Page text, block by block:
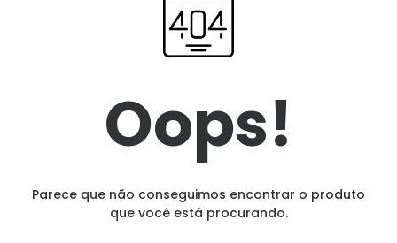
Oops!
Parece que não conseguimos encontrar o produto
que você está procurando.